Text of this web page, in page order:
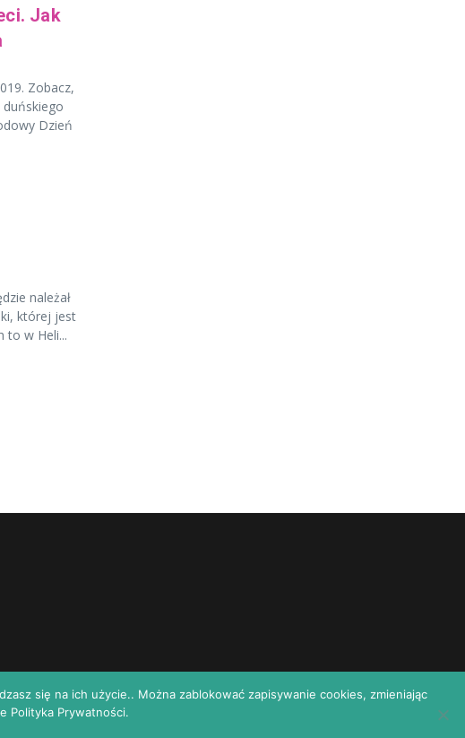
Jak
Zobacz,
Dzień
należał
której jest
to w Heli...
się na ich użycie.. Można zablokować zapisywanie cookies, zmieniając
Polityka Prywatności.